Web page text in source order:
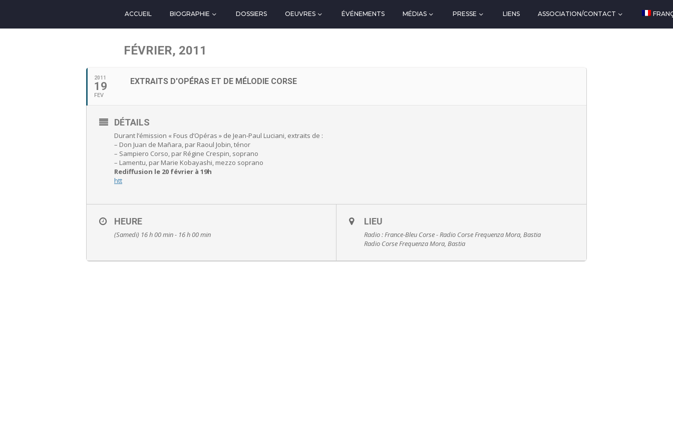
ACCUEIL BIOGRAPHIE DOSSIERS OEUVRES ÉVÉNEMENTS MÉDIAS PRESSE LIENS ASSOCIATION/CONTACT
FÉVRIER, 2011
2011
19
FEV
EXTRAITS D'OPÉRAS ET DE MÉLODIE CORSE
DÉTAILS
Durant l’émission « Fous d’Opéras » de Jean-Paul Luciani, extraits de :
– Don Juan de Mañara, par Raoul Jobin, ténor
– Sampiero Corso, par Régine Crespin, soprano
– Lamentu, par Marie Kobayashi, mezzo soprano
Rediffusion le 20 février à 19h
htt
HEURE
(Samedi) 16 h 00 min - 16 h 00 min
LIEU
Radio : France-Bleu Corse - Radio Corse Frequenza Mora, Bastia
Radio Corse Frequenza Mora, Bastia